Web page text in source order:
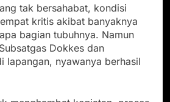
tak bersahabat, kondisi
kritis akibat banyaknya
bagian tubuhnya. Namun
Dokkes dan
lapangan, nyawanya berhasil